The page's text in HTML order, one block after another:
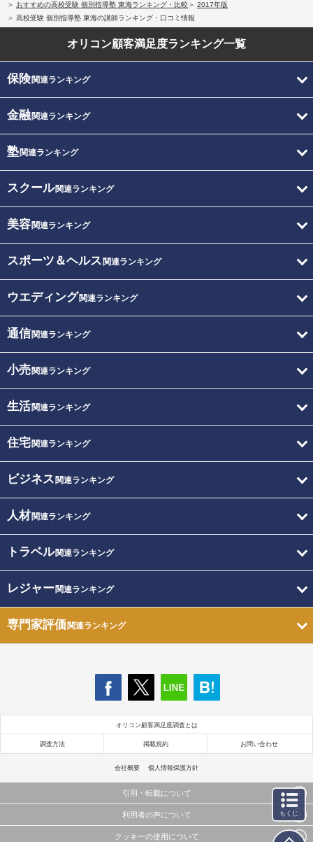
おすすめの高校受験 個別指導塾 東海ランキング・比較
2017年版
高校受験 個別指導塾 東海の講師ランキング・口コミ情報
オリコン顧客満足度ランキング一覧
保険関連ランキング
金融関連ランキング
塾関連ランキング
スクール関連ランキング
美容関連ランキング
スポーツ＆ヘルス 関連ランキング
ウエディング関連ランキング
通信関連ランキング
小売関連ランキング
生活関連ランキング
住宅関連ランキング
ビジネス 関連ランキング
人材関連ランキング
トラベル関連ランキング
レジャー関連ランキング
専門家評価関連ランキング
オリコン顧客満足度調査とは
調査方法 掲載規約 お問い合わせ
会社概要 個人情報保護方針
引用・転載について
当サイトで公開されている情報（文字、写真、イラスト、画像データ等）及びこれらの配置・
利用者の声について
当サイトに掲載している内容はすべてサービスの利用者が提出された見解・感想です。
クッキーの使用について
もくじ